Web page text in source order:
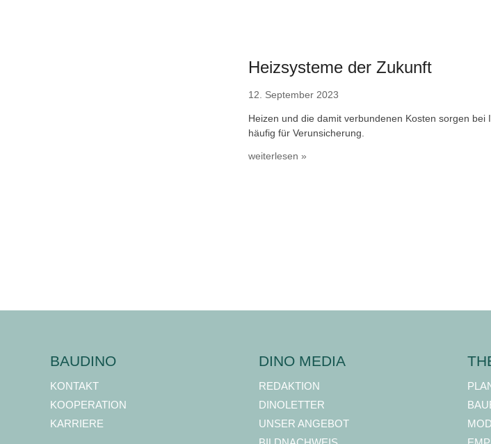
Heizsysteme der Zukunft
12. September 2023
Heizen und die damit verbundenen Kosten sorgen bei
häufig für Verunsicherung.
weiterlesen »
BAUDINO
KONTAKT
KOOPERATION
KARRIERE
DINO MEDIA
REDAKTION
DINOLETTER
UNSER ANGEBOT